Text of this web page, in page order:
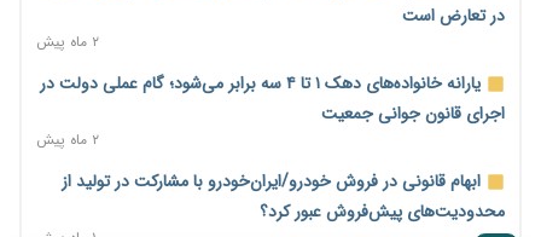
مرحله سیزدهم کالابرگ در سایه تورم؛ قدرت خرید یارانه یک‌میلیونی
۱۴ مرداد؛ اولین «روز ملی کارفرما» در تقویم رسمی ایران/«روز ملی
در تعارض است
۲ ماه پیش
یارانه خانواده‌های دهک ۱ تا ۴ سه برابر می‌شود؛ گام عملی دولت در
اجرای قانون جوانی جمعیت
۲ ماه پیش
ابهام قانونی در فروش خودرو/ایران‌خودرو با مشارکت در تولید از
محدودیت‌های پیش‌فروش عبور کرد؟